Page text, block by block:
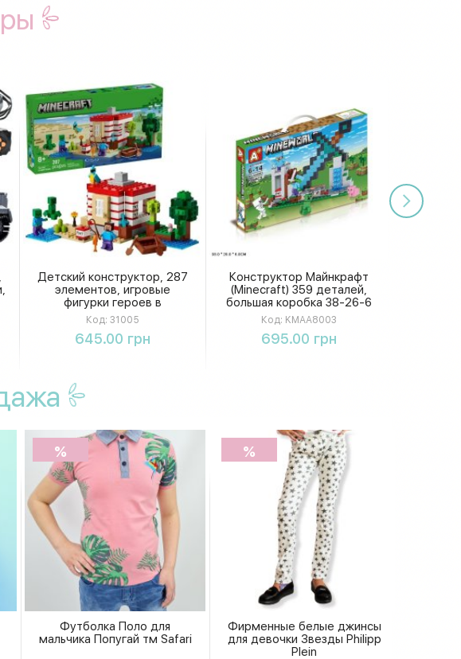
Детский конструктор, 287
элементов, игровые
фигурки героев в
комплекте, в коробке
Код: 31005
645.00 грн
Купить
Конструктор Майнкрафт
(Minecraft) 359 деталей,
большая коробка 38-26-6
см
Код: KMAA8003
695.00 грн
Купить
%
Футболка Поло для
мальчика Попугай тм Safari
%
Фирменные белые джинсы
для девочки Звезды Philipp
Plein